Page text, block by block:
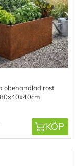
obehandlad rost
80x40x40cm
KÖP